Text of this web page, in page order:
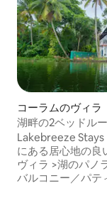
コーラムのヴィラ
湖畔の2ベッドル
デッキ | バーベキ
Lakebreeze
にある居心地の良
ヴィラ >湖のパノラマビューが楽しめる
バルコニー／パテ